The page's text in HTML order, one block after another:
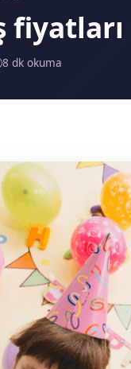
fiyatları
8 dk okuma